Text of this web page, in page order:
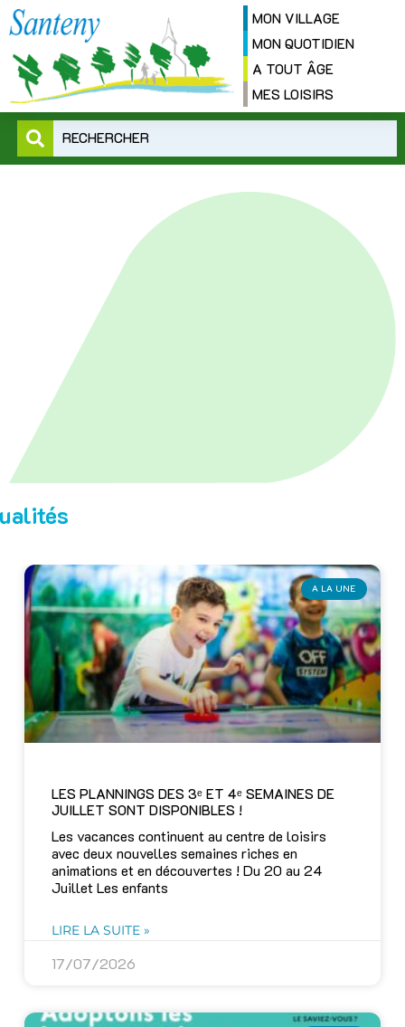
MON VILLAGE
MON QUOTIDIEN
A TOUT ÂGE
MES LOISIRS
RECHERCHER
A LA UNE
LES PLANNINGS DES 3ᵉ ET 4ᵉ SEMAINES DE
JUILLET SONT DISPONIBLES !
Les vacances continuent au centre de loisirs
avec deux nouvelles semaines riches en
animations et en découvertes ! Du 20 au 24
Juillet Les enfants
LIRE LA SUITE »
17/07/2026